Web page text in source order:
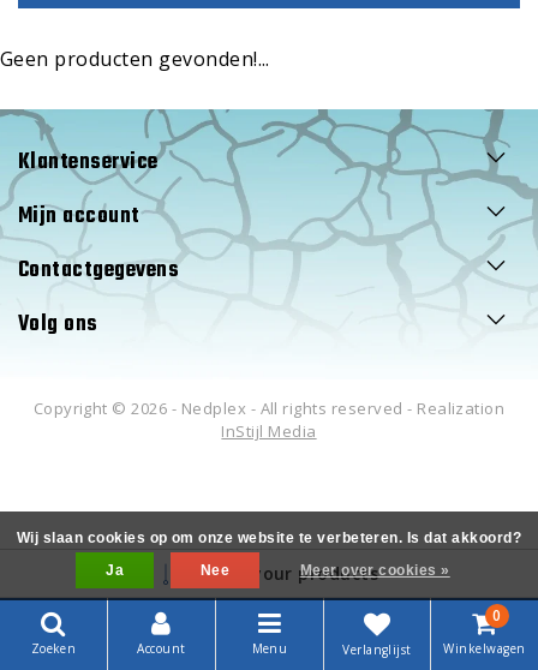
Geen producten gevonden!...
Klantenservice
Mijn account
Contactgegevens
Volg ons
Copyright © 2026 - Nedplex - All rights reserved - Realization
InStijl Media
Filter your products
Zoeken Account Menu Verlanglijst
0
Winkelwagen
Wij slaan cookies op om onze website te verbeteren. Is dat akkoord?
Ja
Nee Meer over cookies »